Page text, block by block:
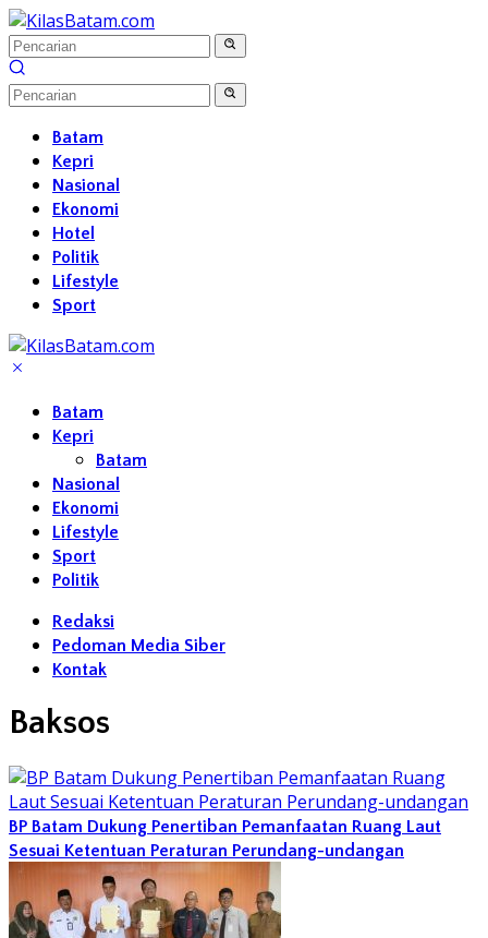
Langsung
ke
konten
Batam
Kepri
Nasional
Ekonomi
Hotel
Politik
Lifestyle
Sport
Batam
Kepri
Batam
Nasional
Ekonomi
Lifestyle
Sport
Politik
Redaksi
Pedoman Media Siber
Kontak
Baksos
BP Batam Dukung Penertiban Pemanfaatan Ruang Laut
Sesuai Ketentuan Peraturan Perundang-undangan